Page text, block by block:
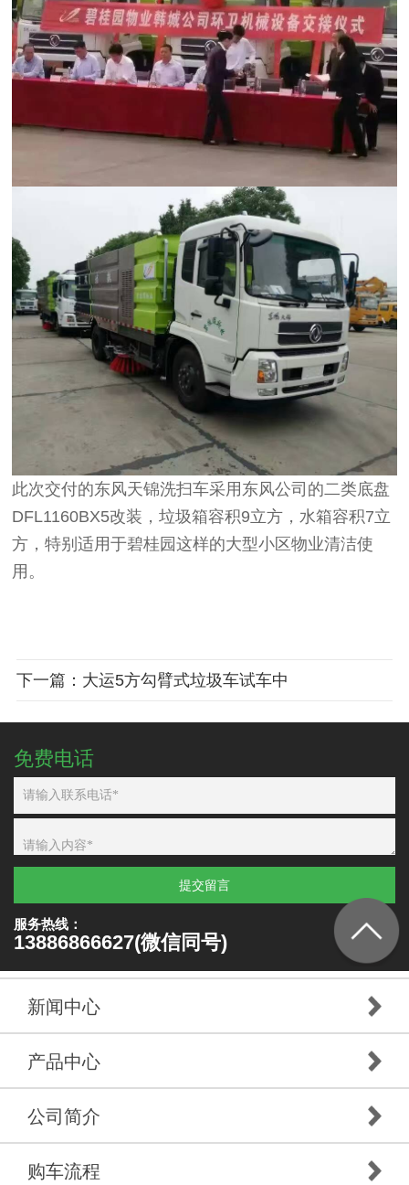
此次交付的东风天锦洗扫车采用东风公司的二类底盘
DFL1160BX5改装，垃圾箱容积9立方，水箱容积7立
方，特别适用于碧桂园这样的大型小区物业清洁使
用。
下一篇：大运5方勾臂式垃圾车试车中
免费电话
提交留言
服务热线：
13886866627(微信同号)
新闻中心
产品中心
公司简介
购车流程